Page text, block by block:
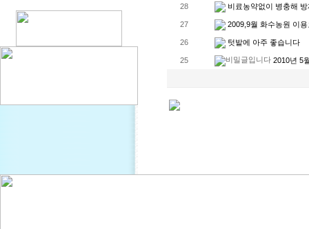
28 비료농약없이 병충해
27 2009,9월 화수농원 이
26 텃밭에 아주 좋습니다
25 2010년 5